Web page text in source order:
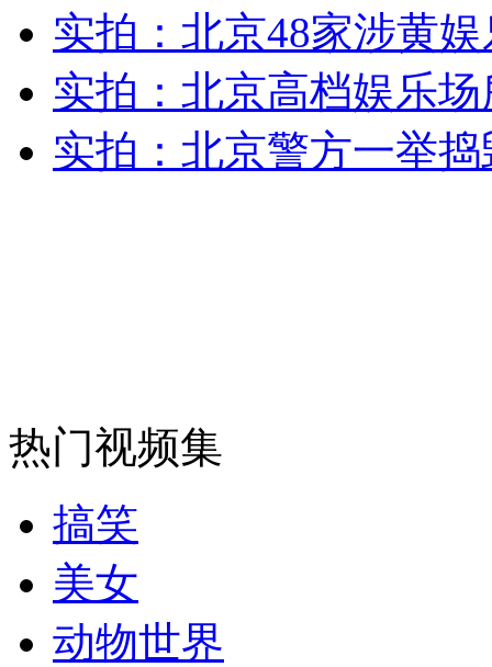
女孩北京地铁殴打老人 痛下狠手拳打脚踢
无痛分娩是否安全 医生回应
走！跟着总书记去植树
消防员救轻生者
实拍：北京48家涉黄
实拍：北京高档娱乐
实拍：北京警方一举
热门视频集
搞笑
美女
动物世界